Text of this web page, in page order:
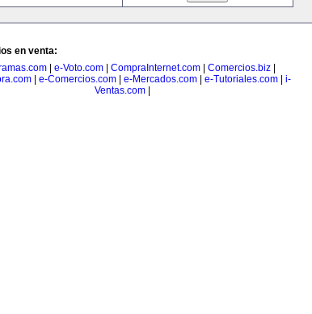
en venta:
e-Voto.com CompraInternet.com Comercios.biz
e-Comercios.com e-Mercados.com e-Tutoriales.com
i-
Ventas.com|